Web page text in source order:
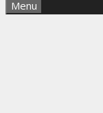
Menu